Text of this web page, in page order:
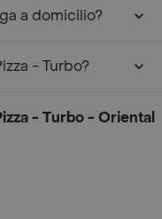
a domicilio?
- Turbo?
- Turbo - Oriental